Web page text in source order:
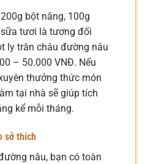
bột năng, 100g
tươi là tương đối
ly trân châu đường nâu
– 50.000 VNĐ. Nếu
thưởng thức món
tại nhà sẽ giúp tích
kể mỗi tháng.
sở thích
nâu, bạn có toàn